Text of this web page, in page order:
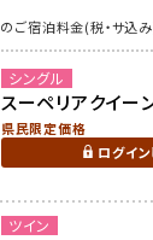
宿泊料金(税・サ込み)
シングル
スーペリアクイー
県民限定価格
ログイ
ツイン